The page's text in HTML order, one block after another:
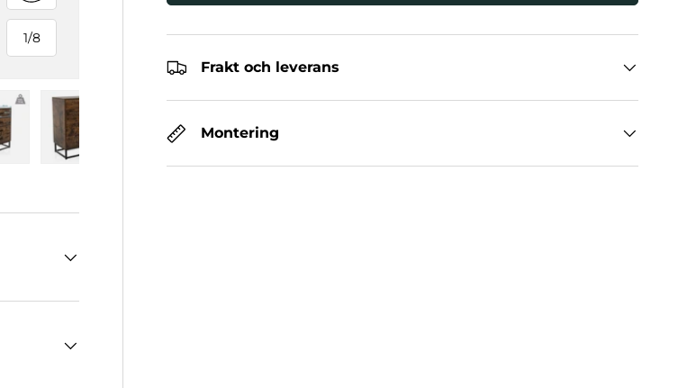
1/
från
8
Bild 6 Ladda in i gallerivyBild 7 Ladda in i gallerivyBild 8 Ladda in i gallerivy
Frakt och leverans
Montering